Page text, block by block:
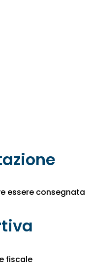
essere consegnata
fiscale